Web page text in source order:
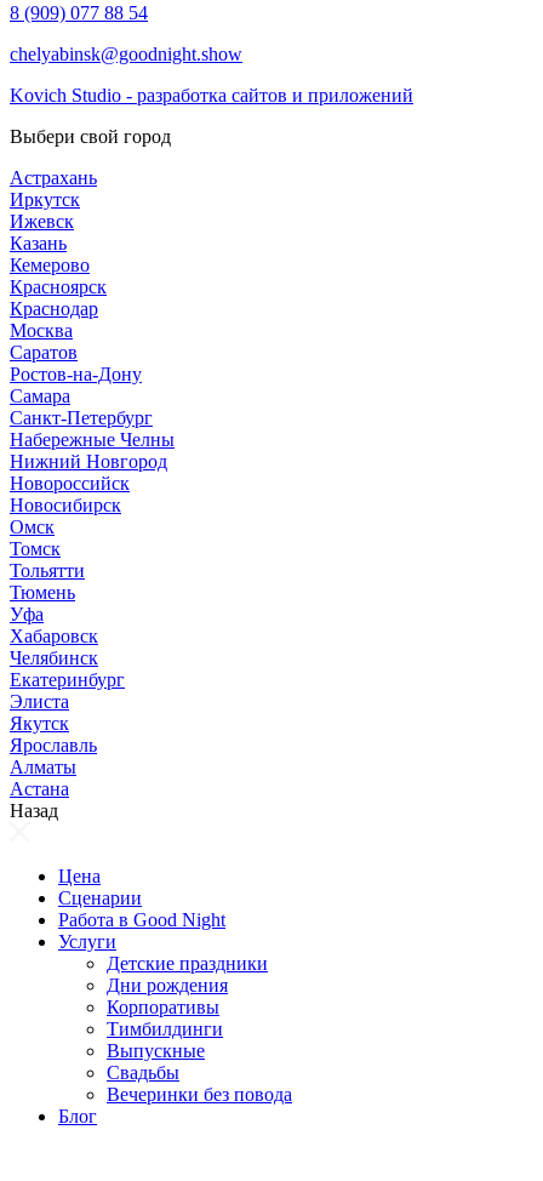
8 (909) 077 88 54
chelyabinsk@goodnight.show
Kovich Studio - разработка сайтов и приложений
Выбери свой город
Астрахань
Иркутск
Ижевск
Казань
Кемерово
Красноярск
Краснодар
Москва
Саратов
Ростов-на-Дону
Самара
Санкт-Петербург
Набережные Челны
Нижний Новгород
Новороссийск
Новосибирск
Омск
Томск
Тольятти
Тюмень
Уфа
Хабаровск
Челябинск
Екатеринбург
Элиста
Якутск
Ярославль
Алматы
Астана
Назад
Цена
Сценарии
Работа в Good Night
Услуги
Детские праздники
Дни рождения
Корпоративы
Тимбилдинги
Выпускные
Свадьбы
Вечеринки без повода
Блог